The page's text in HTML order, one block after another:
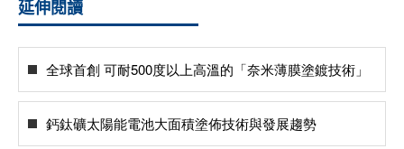
延伸閱讀
全球首創 可耐500度以上高溫的「奈米薄膜塗鍍技術」
鈣鈦礦太陽能電池大面積塗佈技術與發展趨勢